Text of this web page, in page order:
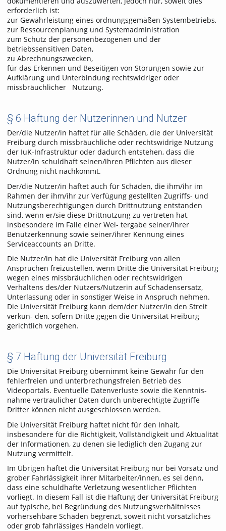
erforderlich ist:
zur Gewährleistung eines ordnungsgemäßen Systembetriebs,
zur Ressourcenplanung und Systemadministration
zum Schutz der personenbezogenen und der
betriebssensitiven Daten,
zu Abrechnungszwecken,
für das Erkennen und Beseitigen von Störungen sowie zur
Aufklärung und Unterbindung rechtswidriger oder
missbräuchlicher Nutzung.
§ 6 Haftung der Nutzerinnen und Nutzer
Der/die Nutzer/in haftet für alle Schäden, die der Universität
Freiburg durch missbräuchliche oder rechtswidrige Nutzung
der IuK-Infrastruktur oder dadurch entstehen, dass die
Nutzer/in schuldhaft seinen/ihren Pflichten aus dieser
Ordnung nicht nachkommt.
Der/die Nutzer/in haftet auch für Schäden, die ihm/ihr im
Rahmen der ihm/ihr zur Verfügung gestellten Zugriffs- und
Nutzungsberechtigungen durch Drittnutzung entstanden
sind, wenn er/sie diese Drittnutzung zu vertreten hat,
insbesondere im Falle einer Wei- tergabe seiner/ihrer
Benutzerkennung sowie seiner/ihrer Kennung eines
Serviceaccounts an Dritte.
Die Nutzer/in hat die Universität Freiburg von allen
Ansprüchen freizustellen, wenn Dritte die Universität Freiburg
wegen eines missbräuchlichen oder rechtswidrigen
Verhaltens des/der Nutzers/Nutzerin auf Schadensersatz,
Unterlassung oder in sonstiger Weise in Anspruch nehmen.
Die Universität Freiburg kann dem/der Nutzer/in den Streit
verkün- den, sofern Dritte gegen die Universität Freiburg
gerichtlich vorgehen.
§ 7 Haftung der Universität Freiburg
Die Universität Freiburg übernimmt keine Gewähr für den
fehlerfreien und unterbrechungsfreien Betrieb des
Videoportals. Eventuelle Datenverluste sowie die Kenntnis-
nahme vertraulicher Daten durch unberechtigte Zugriffe
Dritter können nicht ausgeschlossen werden.
Die Universität Freiburg haftet nicht für den Inhalt,
insbesondere für die Richtigkeit, Vollständigkeit und Aktualität
der Informationen, zu denen sie lediglich den Zugang zur
Nutzung vermittelt.
Im Übrigen haftet die Universität Freiburg nur bei Vorsatz und
grober Fahrlässigkeit ihrer Mitarbeiter/innen, es sei denn,
dass eine schuldhafte Verletzung wesentlicher Pflichten
vorliegt. In diesem Fall ist die Haftung der Universität Freiburg
auf typische, bei Begründung des Nutzungsverhältnisses
vorhersehbare Schäden begrenzt, soweit nicht vorsätzliches
oder grob fahrlässiges Handeln vorliegt.